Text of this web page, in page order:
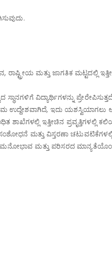
ಮತ್ತು ಜಾಗತಿಕ ಮಟ್ಟದಲ್ಲಿ
ವಿದ್ಯಾರ್ಥಿಗಳನ್ನು
ಉದ್ದೇಶವಾಗಿದೆ, ಇದು ಯಶಸ್ವಿಯಾಗಲು
ಶಾಖೆಗಳಲ್ಲಿ ಇತ್ತೀಚಿನ ಪ್ರವೃತ್ತಿಗಳಲ್ಲಿ
ಮತ್ತು ವಿಸ್ತರಣಾ ಚಟುವಟಿಕೆಗಳಲ್ಲಿ
ಮನೋಭಾವ ಮತ್ತು ಪರಿಸರದ